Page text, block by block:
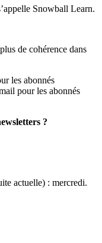
Snowball Learn.
de cohérence dans
les abonnés
pour les abonnés
?
actuelle) : mercredi.